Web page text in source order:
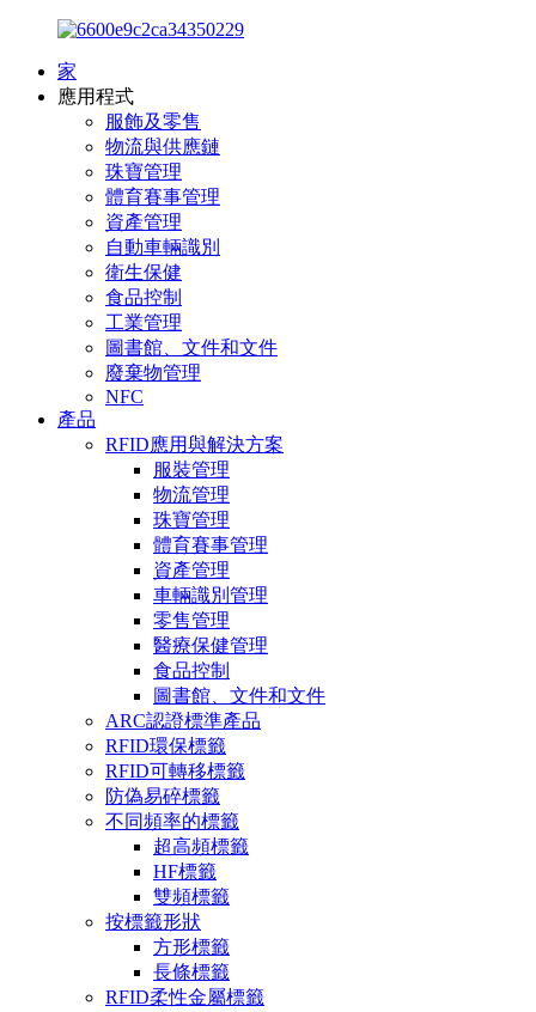
家
應用程式
服飾及零售
物流與供應鏈
珠寶管理
體育賽事管理
資產管理
自動車輛識別
衛生保健
食品控制
工業管理
圖書館、文件和文件
廢棄物管理
NFC
產品
RFID應用與解決方案
服裝管理
物流管理
珠寶管理
體育賽事管理
資產管理
車輛識別管理
零售管理
醫療保健管理
食品控制
圖書館、文件和文件
ARC認證標準產品
RFID環保標籤
RFID可轉移標籤
防偽易碎標籤
不同頻率的標籤
超高頻標籤
HF標籤
雙頻標籤
按標籤形狀
方形標籤
長條標籤
RFID柔性金屬標籤